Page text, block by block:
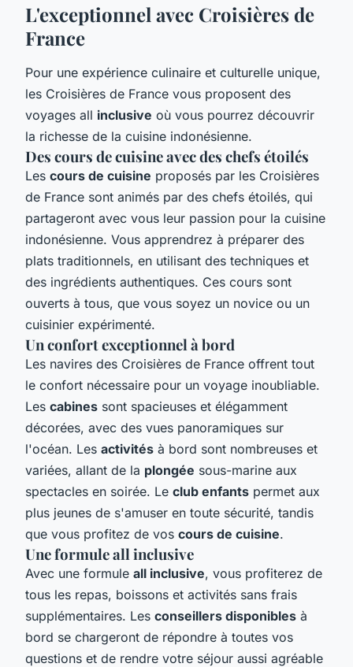
L'exceptionnel avec Croisières de
France
Pour une expérience culinaire et culturelle unique,
les Croisières de France vous proposent des
voyages all inclusive où vous pourrez découvrir
la richesse de la cuisine indonésienne.
Des cours de cuisine avec des chefs étoilés
Les cours de cuisine proposés par les Croisières
de France sont animés par des chefs étoilés, qui
partageront avec vous leur passion pour la cuisine
indonésienne. Vous apprendrez à préparer des
plats traditionnels, en utilisant des techniques et
des ingrédients authentiques. Ces cours sont
ouverts à tous, que vous soyez un novice ou un
cuisinier expérimenté.
Un confort exceptionnel à bord
Les navires des Croisières de France offrent tout
le confort nécessaire pour un voyage inoubliable.
Les cabines sont spacieuses et élégamment
décorées, avec des vues panoramiques sur
l'océan. Les activités à bord sont nombreuses et
variées, allant de la plongée sous-marine aux
spectacles en soirée. Le club enfants permet aux
plus jeunes de s'amuser en toute sécurité, tandis
que vous profitez de vos cours de cuisine.
Une formule all inclusive
Avec une formule all inclusive, vous profiterez de
tous les repas, boissons et activités sans frais
supplémentaires. Les conseillers disponibles à
bord se chargeront de répondre à toutes vos
questions et de rendre votre séjour aussi agréable